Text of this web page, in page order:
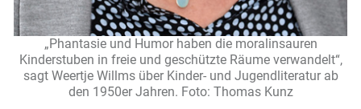
„Phantasie und Humor haben die moralinsauren
Kinderstuben in freie und geschützte Räume verwandelt“,
sagt Weertje Willms über Kinder- und Jugendliteratur ab
den 1950er Jahren. Foto: Thomas Kunz